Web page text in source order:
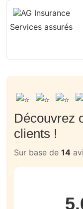
Services assurés
Découvrez
clients !
Sur base de 14